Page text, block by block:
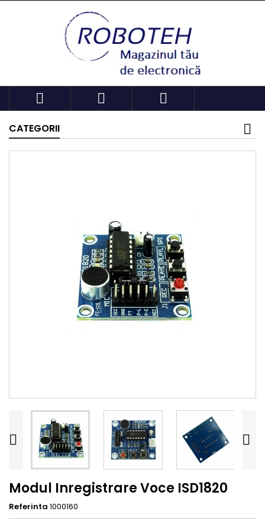
  
CATEGORII
 
Modul Inregistrare Voce ISD1820
Referinta 1000160